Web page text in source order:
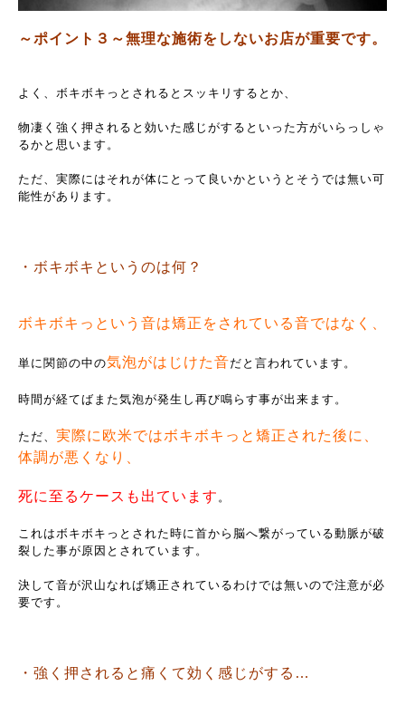
～ポイント３～無理な施術をしないお店が重要です。
よく、ボキボキっとされるとスッキリするとか、
物凄く強く押されると効いた感じがするといった方がいらっしゃ
るかと思います。
ただ、実際にはそれが体にとって良いかというとそうでは無い可
能性があります。
・ボキボキというのは何？
ボキボキっという音は矯正をされている音ではなく、
単に関節の中の気泡がはじけた音だと言われています。
時間が経てばまた気泡が発生し再び鳴らす事が出来ます。
ただ、 実際に欧米ではボキボキっと矯正された後に、
体調が悪くなり、
死に至るケースも出ています 。
これはボキボキっとされた時に首から脳へ繋がっている動脈が破
裂した事が原因とされています。
決して音が沢山なれば矯正されているわけでは無いので注意が必
要です。
・強く押されると痛くて効く感じがする…